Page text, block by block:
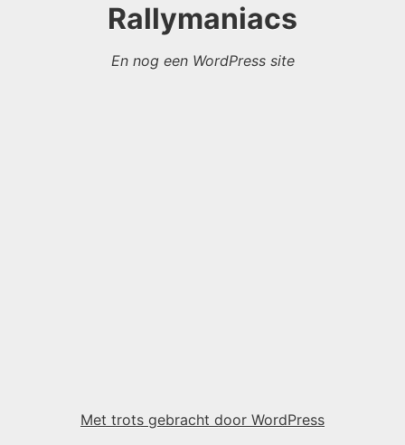
Rallymaniacs
En nog een WordPress site
Met trots gebracht door WordPress